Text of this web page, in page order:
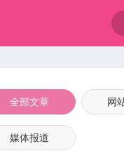
全部文章 网
媒体报道